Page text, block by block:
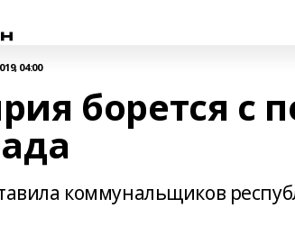
04:00
борется с
коммунальщиков